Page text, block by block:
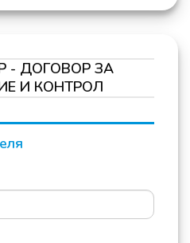
- ДОГОВОР ЗА
И КОНТРОЛ